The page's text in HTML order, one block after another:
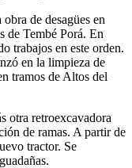
de desagües en
de Tembé Porá. En
trabajos en este orden.
en la limpieza de
tramos de Altos del
otra retroexcavadora
de ramas. A partir de
tractor. Se